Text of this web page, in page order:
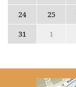
24
25
31
1